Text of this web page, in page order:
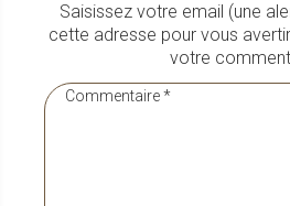
Saisissez votre email (une
cette adresse pour vous
votre